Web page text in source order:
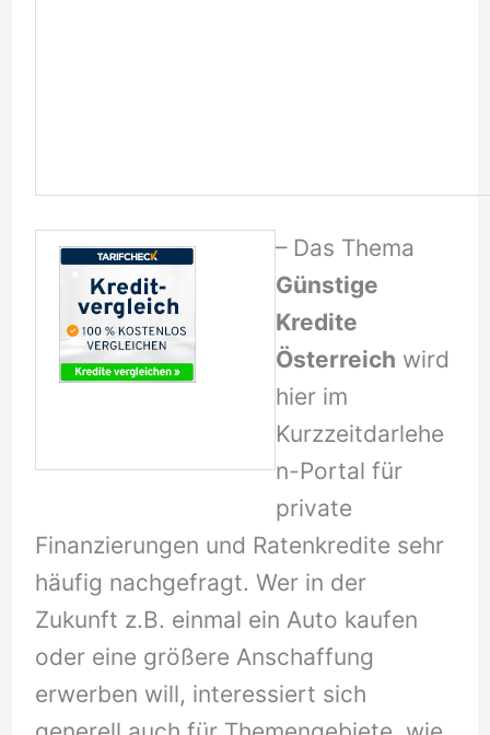
– Das Thema
Günstige
Kredite
Österreich wird
hier im
Kurzzeitdarlehe
n-Portal für
private
Finanzierungen und Ratenkredite sehr
häufig nachgefragt. Wer in der
Zukunft z.B. einmal ein Auto kaufen
oder eine größere Anschaffung
erwerben will, interessiert sich